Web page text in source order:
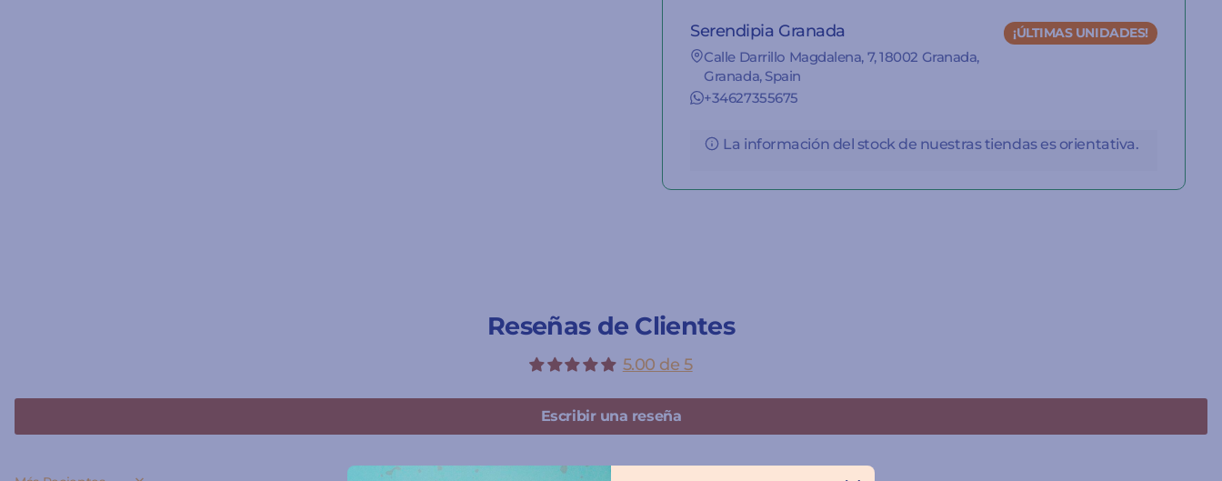
Serendipia Granada
Calle Darrillo Magdalena, 7, 18002 Granada,
Granada, Spain
+34627355675
¡ÚLTIMAS UNIDADES!
La información del stock de nuestras tiendas es orientativa.
Reseñas de Clientes
5.00 de 5
Escribir una reseña